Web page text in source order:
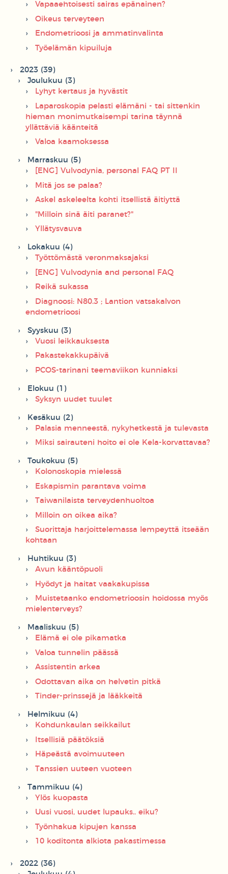
Vapaaehtoisesti sairas epänainen?
Oikeus terveyteen
Endometrioosi ja ammatinvalinta
Työelämän kipuiluja
2023 (39)
Joulukuu (3)
Lyhyt kertaus ja hyvästit
Laparoskopia pelasti elämäni - tai sittenkin
hieman monimutkaisempi tarina täynnä
yllättäviä käänteitä
Valoa kaamoksessa
Marraskuu (5)
[ENG] Vulvodynia, personal FAQ PT II
Mitä jos se palaa?
Askel askeleelta kohti itsellistä äitiyttä
"Milloin sinä äiti paranet?"
Yllätysvauva
Lokakuu (4)
Työttömästä veronmaksajaksi
[ENG] Vulvodynia and personal FAQ
Reikä sukassa
Diagnoosi: N80.3 ; Lantion vatsakalvon
endometrioosi
Syyskuu (3)
Vuosi leikkauksesta
Pakastekakkupäivä
PCOS-tarinani teemaviikon kunniaksi
Elokuu (1)
Syksyn uudet tuulet
Kesäkuu (2)
Palasia menneestä, nykyhetkestä ja tulevasta
Miksi sairauteni hoito ei ole Kela-korvattavaa?
Toukokuu (5)
Kolonoskopia mielessä
Eskapismin parantava voima
Taiwanilaista terveydenhuoltoa
Milloin on oikea aika?
Suorittaja harjoittelemassa lempeyttä itseään
kohtaan
Huhtikuu (3)
Avun kääntöpuoli
Hyödyt ja haitat vaakakupissa
Muistetaanko endometrioosin hoidossa myös
mielenterveys?
Maaliskuu (5)
Elämä ei ole pikamatka
Valoa tunnelin päässä
Assistentin arkea
Odottavan aika on helvetin pitkä
Tinder-prinssejä ja lääkkeitä
Helmikuu (4)
Kohdunkaulan seikkailut
Itsellisiä päätöksiä
Häpeästä avoimuuteen
Tanssien uuteen vuoteen
Tammikuu (4)
Ylös kuopasta
Uusi vuosi, uudet lupauks.. eiku?
Työnhakua kipujen kanssa
10 koditonta alkiota pakastimessa
2022 (36)